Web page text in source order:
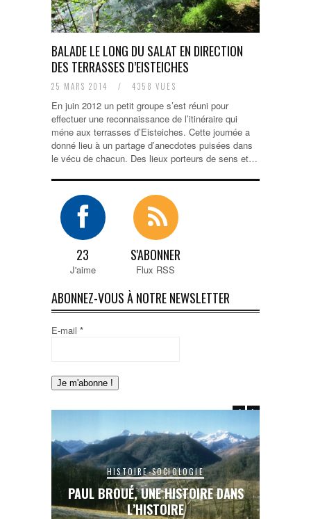
BALADE LE LONG DU SALAT EN DIRECTION
DES TERRASSES D’EISTEICHES
25 MARS 2014 / 4358 VUES
En juin 2012 un petit groupe s’est réuni pour
effectuer une reconnaissance de l’itinéraire qui
méne aux terrasses d’Eisteiches. Cette journée a
donné lieu à un partage d’anecdotes puisées dans
le vécu de chacun. Des lieux porteurs de sens et…
23
J'aime
S'ABONNER
Flux RSS
ABONNEZ-VOUS À NOTRE NEWSLETTER
E-mail *
HISTOIRE-SOCIOLOGIE
PAUL BROUÉ, UNE HISTOIRE DANS
L’HISTOIRE